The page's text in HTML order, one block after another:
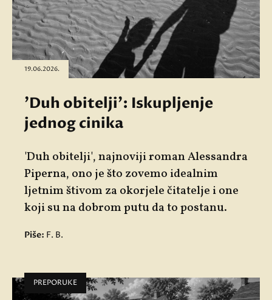
19.06.2026.
'Duh obitelji': Iskupljenje
jednog cinika
'Duh obitelji', najnoviji roman Alessandra
Piperna, ono je što zovemo idealnim
ljetnim štivom za okorjele čitatelje i one
koji su na dobrom putu da to postanu.
Piše: F. B.
PREPORUKE